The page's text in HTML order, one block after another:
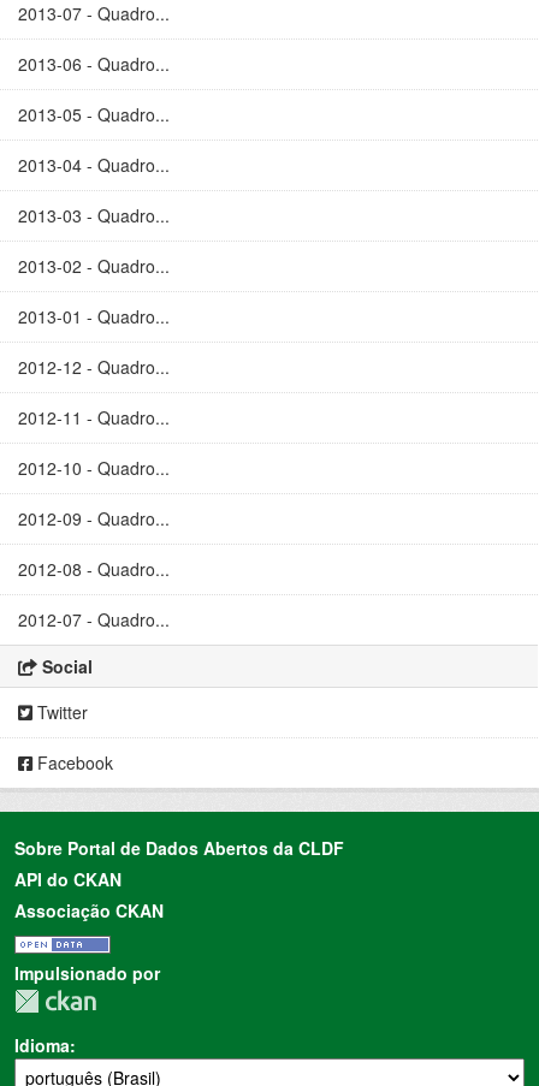
2013-07 - Quadro...
2013-06 - Quadro...
2013-05 - Quadro...
2013-04 - Quadro...
2013-03 - Quadro...
2013-02 - Quadro...
2013-01 - Quadro...
2012-12 - Quadro...
2012-11 - Quadro...
2012-10 - Quadro...
2012-09 - Quadro...
2012-08 - Quadro...
2012-07 - Quadro...
Social
Twitter
Facebook
Sobre Portal de Dados Abertos da CLDF
API do CKAN
Associação CKAN
Impulsionado por
Idioma